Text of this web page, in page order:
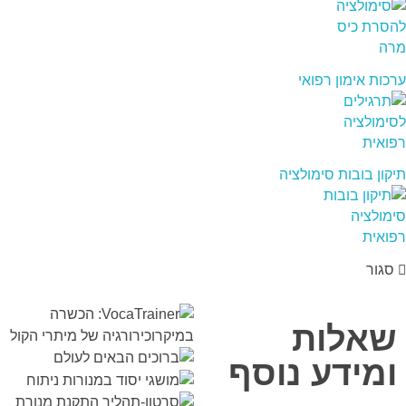
ערכות אימון רפואי
תיקון בובות סימולציה
סגור
שאלות
ומידע נוסף